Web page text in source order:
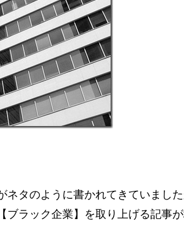
タのように書かれてきていまし
ラック企業】を取り上げる記事